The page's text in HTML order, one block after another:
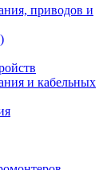
приводов и
и кабельных